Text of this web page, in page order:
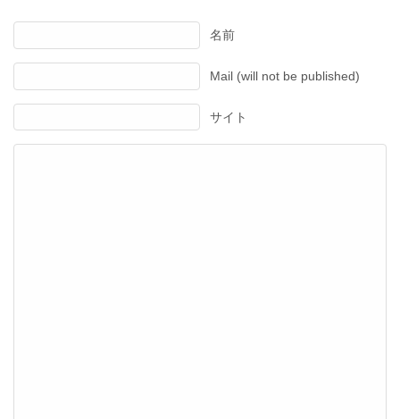
名前
Mail (will not be published)
サイト